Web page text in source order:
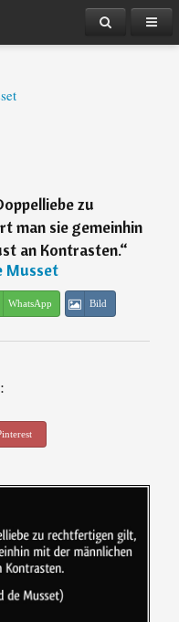
zu
man sie gemeinhin
an Kontrasten.“
Musset
WhatsApp Bild